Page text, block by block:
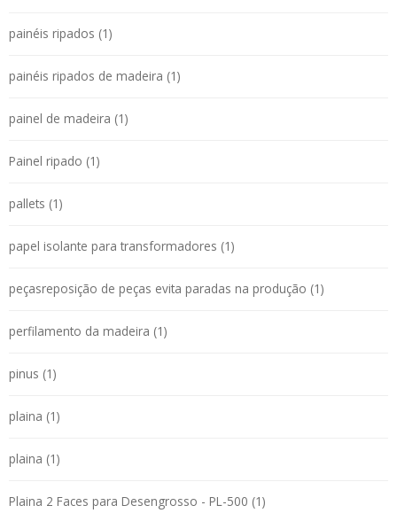
painéis ripados (1)
painéis ripados de madeira (1)
painel de madeira (1)
Painel ripado (1)
pallets (1)
papel isolante para transformadores (1)
peçasreposição de peças evita paradas na produção (1)
perfilamento da madeira (1)
pinus (1)
plaina (1)
plaina (1)
Plaina 2 Faces para Desengrosso - PL-500 (1)